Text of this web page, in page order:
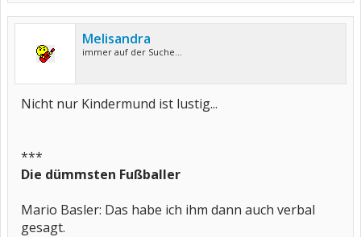
Melisandra
immer auf der Suche...
Nicht nur Kindermund ist lustig...
***
Die dümmsten Fußballer
Mario Basler: Das habe ich ihm dann auch verbal
gesagt.